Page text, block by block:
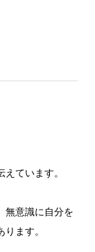
ています。
無意識に自分を
ます。